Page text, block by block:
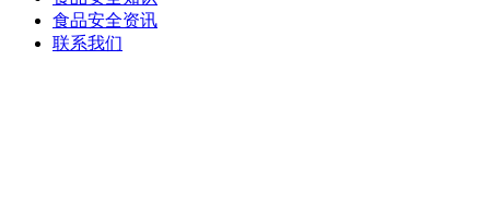
食品安全资讯
联系我们